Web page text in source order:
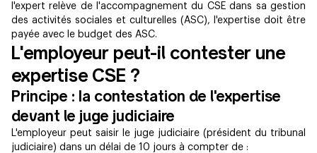
l'expert relève de l'accompagnement du CSE dans sa gestion
des activités sociales et culturelles (ASC), l'expertise doit être
payée avec le budget des ASC.
L'employeur peut-il contester une
expertise CSE ?
Principe : la contestation de l'expertise
devant le juge judiciaire
L'employeur peut saisir le juge judiciaire (président du tribunal
judiciaire) dans un délai de 10 jours à compter de :